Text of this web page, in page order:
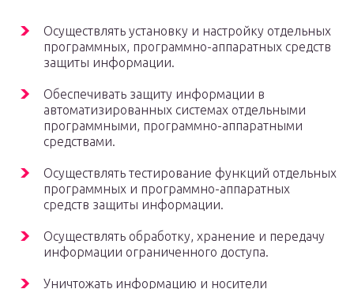
Осуществлять установку и настройку отдельных
программных, программно-аппаратных средств
защиты информации.
Обеспечивать защиту информации в
автоматизированных системах отдельными
программными, программно-аппаратными
средствами.
Осуществлять тестирование функций отдельных
программных и программно-аппаратных
средств защиты информации.
Осуществлять обработку, хранение и передачу
информации ограниченного доступа.
Уничтожать информацию и носители